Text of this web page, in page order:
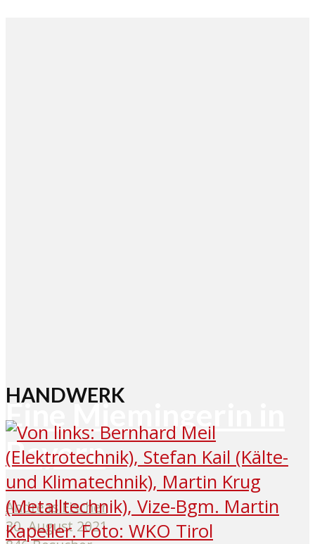
Eine Miemingerin in
Bayern
Andreas Fischer
30. August 2021
HANDWERK